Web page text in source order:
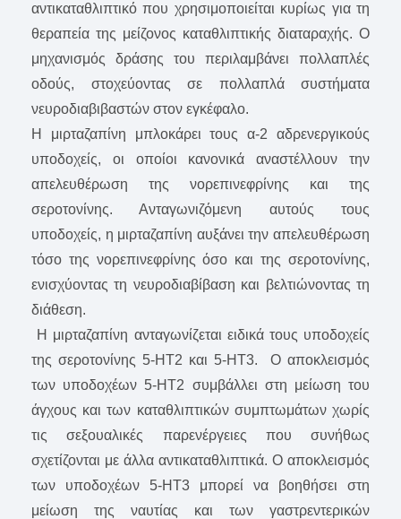
αντικαταθλιπτικό που χρησιμοποιείται κυρίως για τη
θεραπεία της μείζονος καταθλιπτικής διαταραχής. Ο
μηχανισμός δράσης του περιλαμβάνει πολλαπλές
οδούς, στοχεύοντας σε πολλαπλά συστήματα
νευροδιαβιβαστών στον εγκέφαλο.
Η μιρταζαπίνη μπλοκάρει τους α-2 αδρενεργικούς
υποδοχείς, οι οποίοι κανονικά αναστέλλουν την
απελευθέρωση της νορεπινεφρίνης και της
σεροτονίνης. Ανταγωνιζόμενη αυτούς τους
υποδοχείς, η μιρταζαπίνη αυξάνει την απελευθέρωση
τόσο της νορεπινεφρίνης όσο και της σεροτονίνης,
ενισχύοντας τη νευροδιαβίβαση και βελτιώνοντας τη
διάθεση.
Η μιρταζαπίνη ανταγωνίζεται ειδικά τους υποδοχείς
της σεροτονίνης 5-HT2 και 5-HT3. Ο αποκλεισμός
των υποδοχέων 5-HT2 συμβάλλει στη μείωση του
άγχους και των καταθλιπτικών συμπτωμάτων χωρίς
τις σεξουαλικές παρενέργειες που συνήθως
σχετίζονται με άλλα αντικαταθλιπτικά. Ο αποκλεισμός
των υποδοχέων 5-HT3 μπορεί να βοηθήσει στη
μείωση της ναυτίας και των γαστρεντερικών